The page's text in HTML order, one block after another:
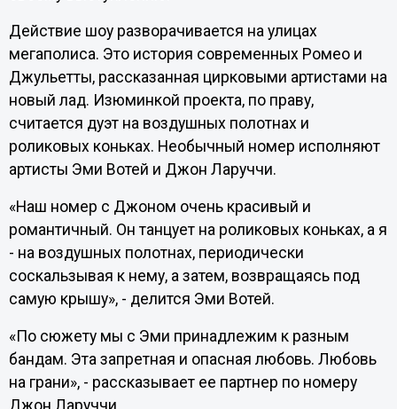
Действие шоу разворачивается на улицах
мегаполиса. Это история современных Ромео и
Джульетты, рассказанная цирковыми артистами на
новый лад. Изюминкой проекта, по праву,
считается дуэт на воздушных полотнах и
роликовых коньках. Необычный номер исполняют
артисты Эми Вотей и Джон Ларуччи.
«Наш номер с Джоном очень красивый и
романтичный. Он танцует на роликовых коньках, а я
- на воздушных полотнах, периодически
соскальзывая к нему, а затем, возвращаясь под
самую крышу», - делится Эми Вотей.
«По сюжету мы с Эми принадлежим к разным
бандам. Эта запретная и опасная любовь. Любовь
на грани», - рассказывает ее партнер по номеру
Джон Ларуччи.